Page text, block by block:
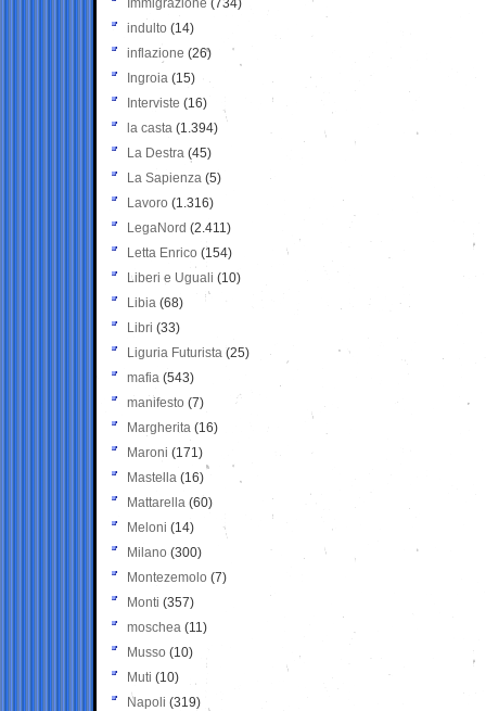
Immigrazione (734)
indulto (14)
inflazione (26)
Ingroia (15)
Interviste (16)
la casta (1.394)
La Destra (45)
La Sapienza (5)
Lavoro (1.316)
LegaNord (2.411)
Letta Enrico (154)
Liberi e Uguali (10)
Libia (68)
Libri (33)
Liguria Futurista (25)
mafia (543)
manifesto (7)
Margherita (16)
Maroni (171)
Mastella (16)
Mattarella (60)
Meloni (14)
Milano (300)
Montezemolo (7)
Monti (357)
moschea (11)
Musso (10)
Muti (10)
Napoli (319)